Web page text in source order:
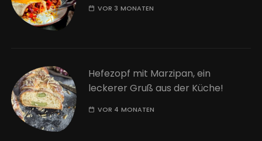
VOR 3 MONATEN
Hefezopf mit Marzipan, ein
leckerer Gruß aus der Küche!
VOR 4 MONATEN